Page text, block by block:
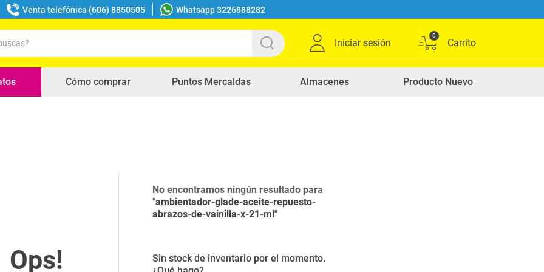
Venta telefónica (606) 8850505 Whatsapp 3226888282
Iniciar sesión
0
Cómo comprar Puntos Mercaldas Almacenes Producto Nuevo
No encontramos ningún resultado para
"ambientador-glade-aceite-repuesto-
abrazos-de-vainilla-x-21-ml"
Sin stock de inventario por el momento.
buscados